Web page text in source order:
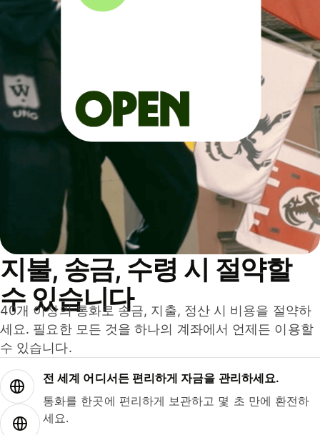
지불, 송금, 수령 시 절약할
수 있습니다
40개 이상의 통화로 송금, 지출, 정산 시 비용을 절약하
세요. 필요한 모든 것을 하나의 계좌에서 언제든 이용할
수 있습니다.
전 세계 어디서든 편리하게 자금을 관리하세요.
통화를 한곳에 편리하게 보관하고 몇 초 만에 환전하
세요.